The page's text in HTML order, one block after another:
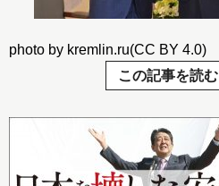
photo by kremlin.ru(CC BY 4.0)
この記事を読む